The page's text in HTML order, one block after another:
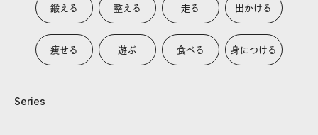
鍛える 整える 走る 出かける
痩せる 遊ぶ 食べる 身につける
Series